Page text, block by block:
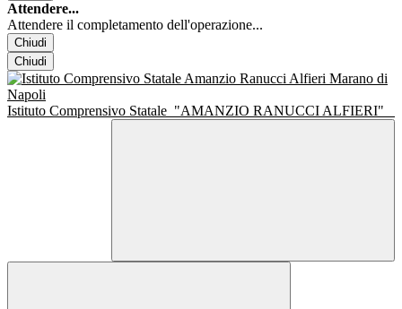
Attendere...
Attendere il completamento dell'operazione...
Chiudi
Chiudi
Istituto Comprensivo Statale "AMANZIO RANUCCI ALFIERI"